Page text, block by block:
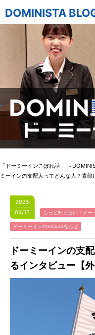
DOMINISTA
「ドーミーインこぼれ話」 ～
ミーインの支配人ってどんな人？素
2025
04/13
もっと知りたい！ドー
ドーミーインPremiumなんば
ドーミーインの支
るインタビュー【